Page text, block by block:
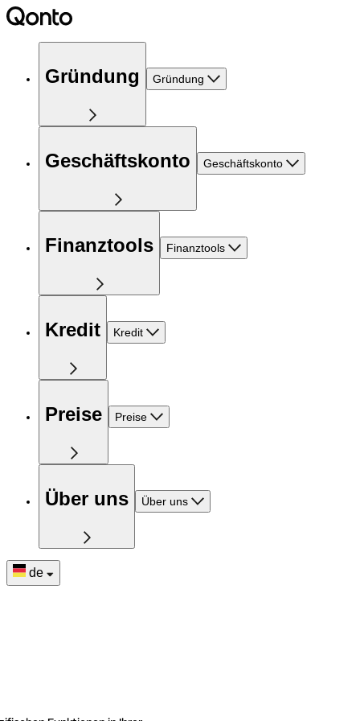
Gründung Gründung
Geschäftskonto Geschäftskonto
Finanztools Finanztools
Kredit Kredit
Preise Preise
Über uns Über uns
de